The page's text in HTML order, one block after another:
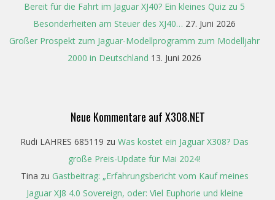
Bereit für die Fahrt im Jaguar XJ40? Ein kleines Quiz zu 5
Besonderheiten am Steuer des XJ40… 27. Juni 2026
Großer Prospekt zum Jaguar-Modellprogramm zum Modelljahr
2000 in Deutschland 13. Juni 2026
Neue Kommentare auf X308.NET
Rudi LAHRES 685119 zu Was kostet ein Jaguar X308? Das
große Preis-Update für Mai 2024!
Tina zu Gastbeitrag: „Erfahrungsbericht vom Kauf meines
Jaguar XJ8 4.0 Sovereign, oder: Viel Euphorie und kleine